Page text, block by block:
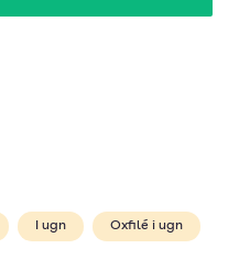
I ugn Oxfilé i ugn